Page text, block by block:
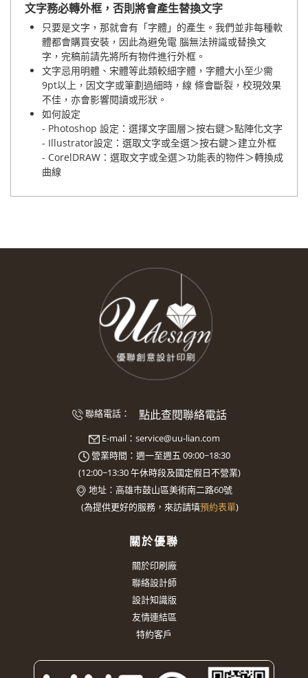
文字務必轉外框，否則將會產生替換文字
只要是文字，那就會有「字體」的產生。我們並非每種軟
體都會購買安裝，因此為避免電 腦無法辨識或替換文
字，完稿前請先將所有物件進行外框。
文字忌用明體、宋體等此類較細字體，字體大小至少需
9pt以上，因文字或筆劃過細時，線 條會斷裂，校現效果
不佳，亦會影響閱讀或形狀。
如何設定
- Photoshop 設定：選擇文字圖層＞按右鍵＞點陣化文字
- Illustrator設定：選取文字或全選＞按右鍵＞建立外框
- CorelDRAW：選取文字或全選＞功能表的物件＞轉換成
曲線
聯絡電話： 點此查閱聯絡電話
E-mail： service@uu-lian.com
營業時間：週一至週五 09:00~18:30
(12:00~13:30午休時段及國定假日不營業)
地址： 高雄市鼓山區美術南二路60號
(為提供更好的服務，來訪請填預約表單)
關於優聯
關於印刷廠
聯絡設計師
設計知識版
友情連結區
特約客戶